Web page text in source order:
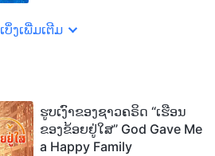
ເບິ່ງເພີ່ມເຕີມ
ຮູບເງົາຂອງຊາວຄຣິດ “ເຮືອນ
ຂອງຂ້ອຍຢູ່ໃສ” God Gave Me
a Happy Family